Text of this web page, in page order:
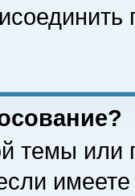
темы или